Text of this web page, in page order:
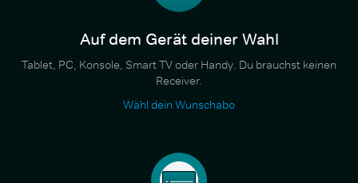
Auf dem Gerät deiner Wahl
Tablet, PC, Konsole, Smart TV oder Handy. Du brauchst keinen
Receiver.
Wähl dein Wunschabo